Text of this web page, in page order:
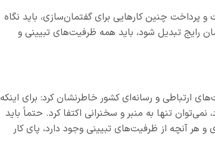
پرداخت چنین کارهایی برای گفتمان‌سازی، باید نگاه
رایج تبدیل شود، باید همه ظرفیت‌های تبیینی و
ارتباطی و رسانه‌ای کشور خاطرنشان کرد: برای اینکه
تنها به منبر و سخنرانی اکتفا کرد. حتماً باید
هر آنچه از ظرفیت‌های تبیینی وجود دارد، پای کار